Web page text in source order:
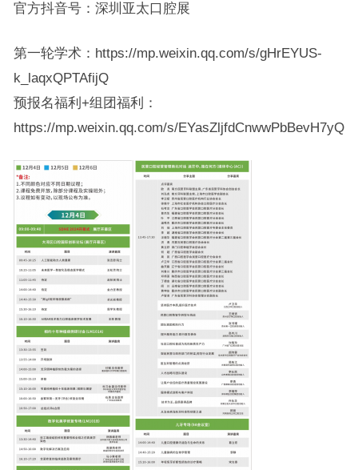
官方抖音号：深圳亚太口腔展
第一轮学术：https://mp.weixin.qq.com/s/gHrEYUS-
k_laqxQPTAfijQ
预报名福利+组团福利：
https://mp.weixin.qq.com/s/EYasZljfdCnwwPbBevH7yQ